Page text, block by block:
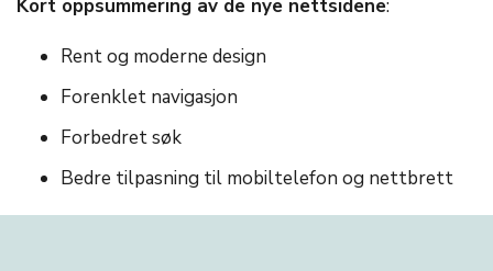
Kort oppsummering av de nye nettsidene:
Rent og moderne design
Forenklet navigasjon
Forbedret søk
Bedre tilpasning til mobiltelefon og nettbrett